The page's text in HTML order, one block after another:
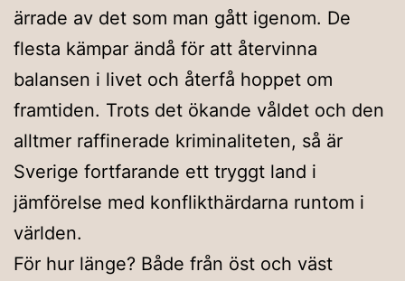
ärrade av det som man gått igenom. De
flesta kämpar ändå för att återvinna
balansen i livet och återfå hoppet om
framtiden. Trots det ökande våldet och den
alltmer raffinerade kriminaliteten, så är
Sverige fortfarande ett tryggt land i
jämförelse med konflikthärdarna runtom i
världen.
För hur länge? Både från öst och väst